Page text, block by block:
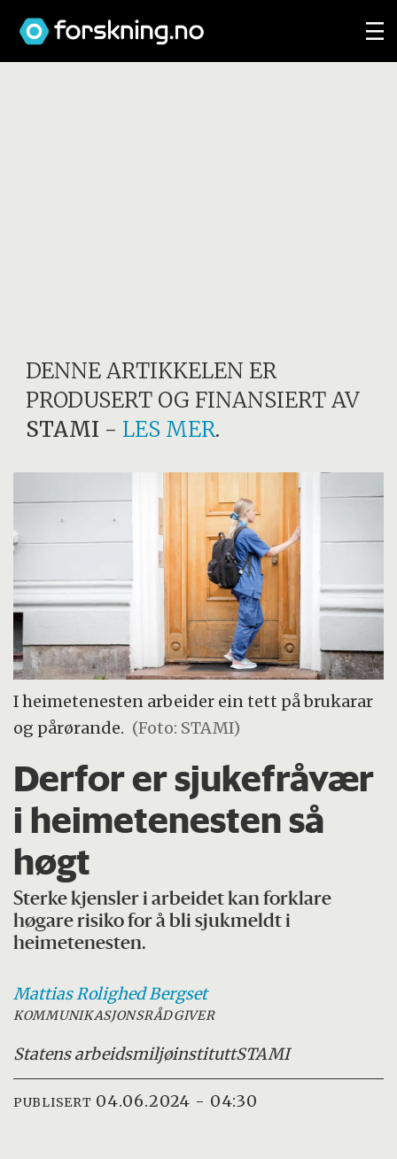
DENNE ARTIKKELEN ER
PRODUSERT OG FINANSIERT AV
STAMI - LES MER.
I heimetenesten arbeider ein tett på brukarar
og pårørande. (Foto: STAMI)
Derfor er sjukefråvær
i heimetenesten så
høgt
Sterke kjensler i arbeidet kan forklare
høgare risiko for å bli sjukmeldt i
heimetenesten.
Mattias RolighedBergset
KOMMUNIKASJONSRÅDGIVER
Statens arbeidsmiljøinstituttSTAMI
PUBLISERT 04.06.2024 - 04:30